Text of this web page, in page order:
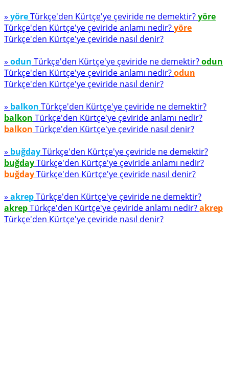
» yöreTürkçe'den Kürtçe'ye çeviride ne demektir?yöre
Türkçe'den Kürtçe'ye çeviride anlamı nedir?yöre
Türkçe'den Kürtçe'ye çeviride nasıl denir?
» odun Türkçe'den Kürtçe'ye çeviride ne demektir?odun
Türkçe'den Kürtçe'ye çeviride anlamı nedir?odun
Türkçe'den Kürtçe'ye çeviride nasıl denir?
» balkon Türkçe'den Kürtçe'ye çeviride ne demektir?
balkon Türkçe'den Kürtçe'ye çeviride anlamı nedir?
balkon Türkçe'den Kürtçe'ye çeviride nasıl denir?
» buğdayTürkçe'den Kürtçe'ye çeviride ne demektir?
buğdayTürkçe'den Kürtçe'ye çeviride anlamı nedir?
buğdayTürkçe'den Kürtçe'ye çeviride nasıl denir?
» akrepTürkçe'den Kürtçe'ye çeviride ne demektir?
akrepTürkçe'den Kürtçe'ye çeviride anlamı nedir?akrep
Türkçe'den Kürtçe'ye çeviride nasıl denir?